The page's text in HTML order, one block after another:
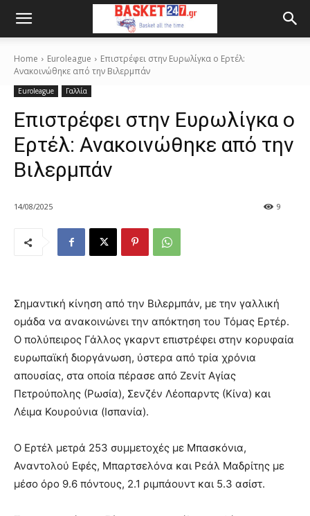
Home Euroleague
Eπιστρέφει στην Ευρωλίγκα ο Ερτέλ:
Ανακοινώθηκε από την Βιλερμπάν
Euroleague Γαλλία
Eπιστρέφει στην Ευρωλίγκα ο
Ερτέλ: Ανακοινώθηκε από την
Βιλερμπάν
14/08/2025 9
Σημαντική κίνηση από την Βιλερμπάν, με την γαλλική
ομάδα να ανακοινώνει την απόκτηση του Τόμας Ερτέρ.
Ο πολύπειρος Γάλλος γκαρντ επιστρέφει στην κορυφαία
ευρωπαϊκή διοργάνωση, ύστερα από τρία χρόνια
απουσίας, στα οποία πέρασε από Ζενίτ Αγίας
Πετρούπολης (Ρωσία), Σενζέν Λέοπαρντς (Κίνα) και
Λέιμα Κουρούνια (Ισπανία).
Ο Ερτέλ μετρά 253 συμμετοχές με Μπασκόνια,
Αναντολού Εφές, Μπαρτσελόνα και Ρεάλ Μαδρίτης με
μέσο όρο 9.6 πόντους, 2.1 ριμπάουντ και 5.3 ασίστ.